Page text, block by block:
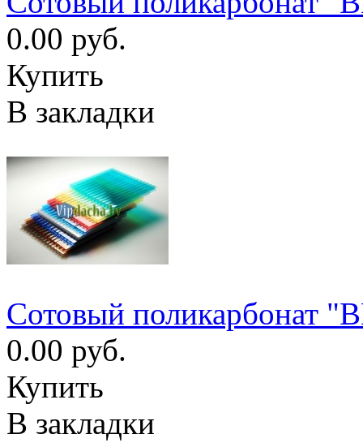
0.00 руб.
Купить
В закладки
Сотовый поликарбонат
0.00 руб.
Купить
В закладки